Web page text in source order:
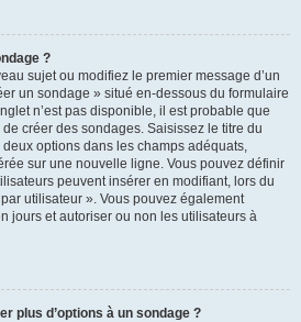
?
sujet ou modifiez le premier message d’un
un sondage » situé en-dessous du formulaire
n’est pas disponible, il est probable que
créer des sondages. Saisissez le titre du
options dans les champs adéquats,
sur une nouvelle ligne. Vous pouvez définir
peuvent insérer en modifiant, lors du
utilisateur ». Vous pouvez également
jours et autoriser ou non les utilisateurs à
plus d’options à un sondage ?